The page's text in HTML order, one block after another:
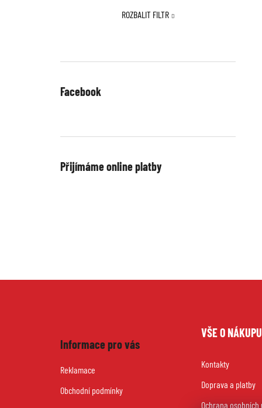
ROZBALIT FILTR
Facebook
Přijímáme online platby
Informace pro vás
Reklamace
Obchodní podmínky
VŠE O NÁKUPU
Kontakty
Doprava a platby
Ochrana osobních